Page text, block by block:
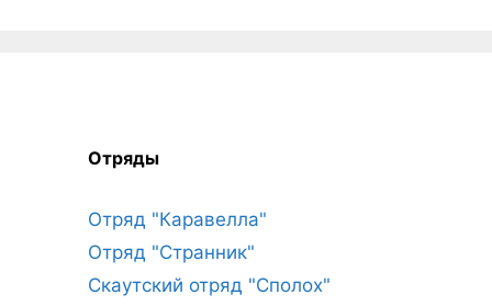
Отряды
Отряд "Каравелла"
Отряд "Странник"
Скаутский отряд "Сполох"